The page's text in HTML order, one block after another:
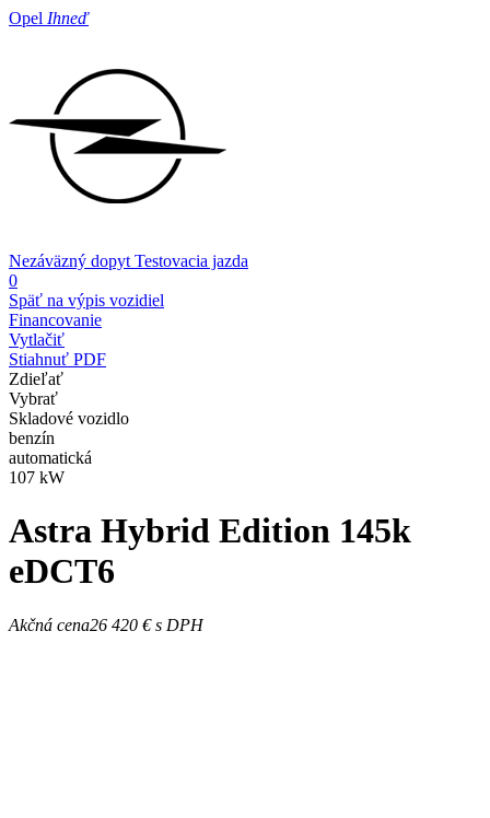
Opel Ihneď
Nezáväzný dopyt Testovacia jazda
0
Späť na výpis vozidiel
Financovanie
Vytlačiť
Stiahnuť PDF
Zdieľať
Vybrať
Skladové vozidlo
benzín
automatická
107 kW
Astra Hybrid Edition 145k
eDCT6
Akčná cena26 420 €s DPH